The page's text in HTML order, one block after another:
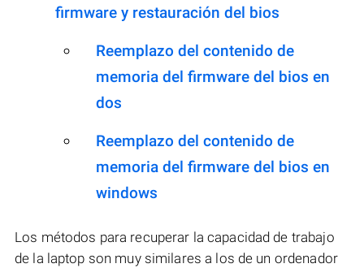
firmware y restauración del bios
Reemplazo del contenido de
memoria del firmware del bios en
dos
Reemplazo del contenido de
memoria del firmware del bios en
windows
Los métodos para recuperar la capacidad de trabajo
de la laptop son muy similares a los de un ordenador